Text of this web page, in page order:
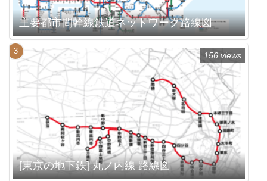
主要都市間幹線鉄道ネットワーク路線図
[東京の地下鉄] 丸ノ内線 路線図
156 views